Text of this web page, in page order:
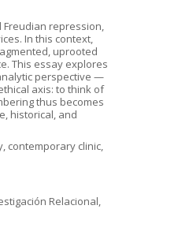
Freudian repression,
In this context,
uprooted
This essay explores
perspective —
axis: to think of
thus becomes
historical, and
contemporary clinic,
Relacional,